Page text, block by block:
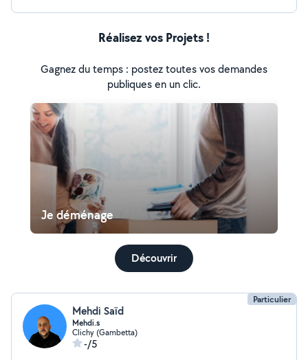
Réalisez vos Projets !
Gagnez du temps : postez toutes vos demandes
publiques en un clic.
Je déménage
Découvrir
Particulier
Mehdi Saïd
Mehdi.s
Clichy (Gambetta)
-/5